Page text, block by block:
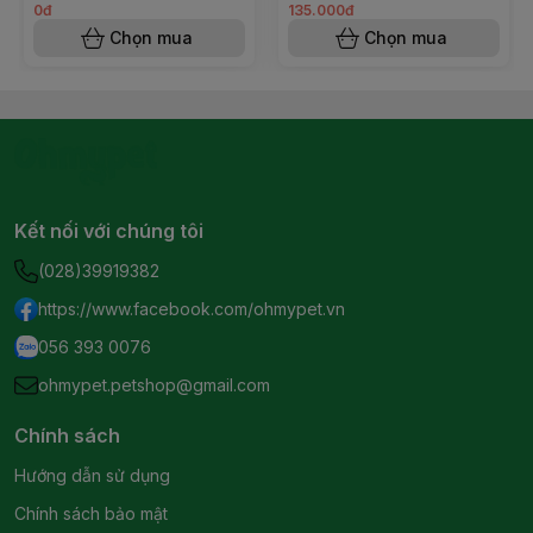
0đ
Chọn mua
135.000đ
Chọn mua
Kết nối với chúng tôi
(028)39919382
https://www.facebook.com/ohmypet.vn
056 393 0076
ohmypet.petshop@gmail.com
Chính sách
Hướng dẫn sử dụng
Chính sách bảo mật